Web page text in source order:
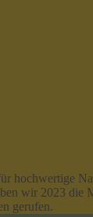
hochwertige
wir 2023 die
gerufen.